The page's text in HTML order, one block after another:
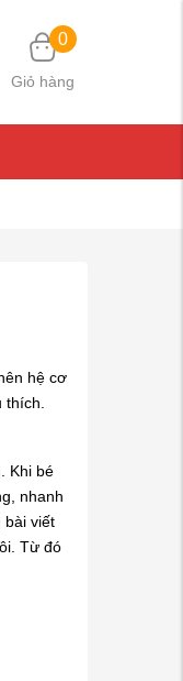
0
Giỏ hàng
hệ cơ
Khi bé
nhanh
bài viết
Từ đó